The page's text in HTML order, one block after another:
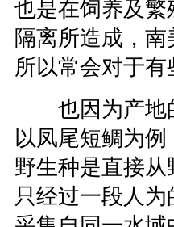
也是在饲养及
隔离所造成，
所以常会对于
也因为产地的
以凤尾短鲷为
野生种是直接
只经过一段人